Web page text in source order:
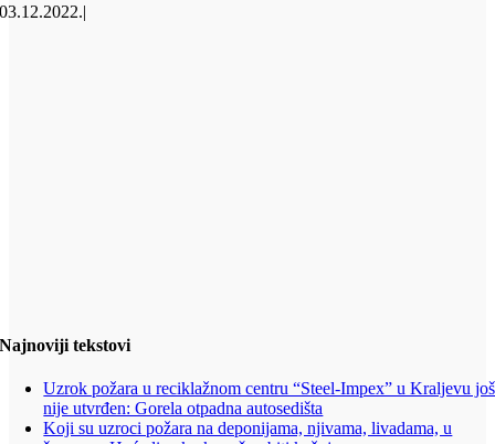
03.12.2022.|
Najnoviji tekstovi
Uzrok požara u reciklažnom centru “Steel-Impex” u Kraljevu još
nije utvrđen: Gorela otpadna autosedišta
Koji su uzroci požara na deponijama, njivama, livadama, u